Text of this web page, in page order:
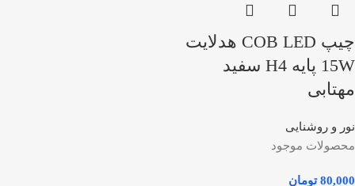
چیپ COB LED هدلایت
15W پایه H4 سفید
مهتابی
نور و روشنایی
محصولات موجود
80,000 تومان